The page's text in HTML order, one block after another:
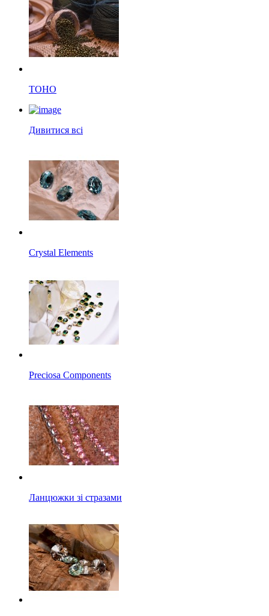
TOHO
Дивитися всі
Crystal Elements
Preciosa Components
Ланцюжки зі стразами